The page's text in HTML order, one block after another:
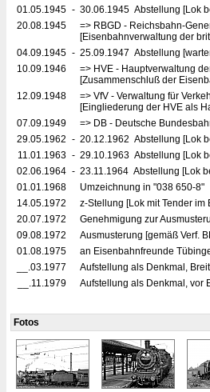
01.05.1945 - 30.06.1945 Abstellung [Lok
20.08.1945
=> RBGD - Reichsbahn-
[Eisenbahnverwaltung der
04.09.1945 - 25.09.1947 Abstellung
10.09.1946
=> HVE - Hauptverwaltung
[Zusammenschluß der
12.09.1948
=> VfV - Verwaltung für
[Eingliederung der HVE als
07.09.1949
=> DB - Deutsche
29.05.1962 - 20.12.1962 Abstellung [Lok
11.01.1963 - 29.10.1963 Abstellung [Lok
02.06.1964 - 23.11.1964 Abstellung [Lok
01.01.1968
Umzeichnung in "038 650-8"
14.05.1972
z-Stellung [Lok mit Tender im
20.07.1972
Genehmigung zur
09.08.1972
Ausmusterung [gemäß Verf.
01.08.1975
an Eisenbahnfreunde
__.03.1977
Aufstellung als Denkmal,
__.11.1979
Aufstellung als Denkmal, vor
Fotos